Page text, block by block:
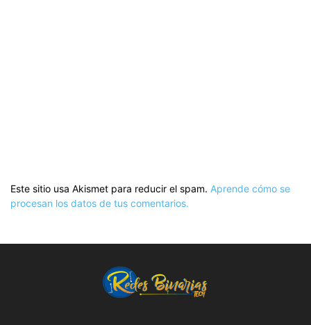
Este sitio usa Akismet para reducir el spam. Aprende cómo se
procesan los datos de tus comentarios.